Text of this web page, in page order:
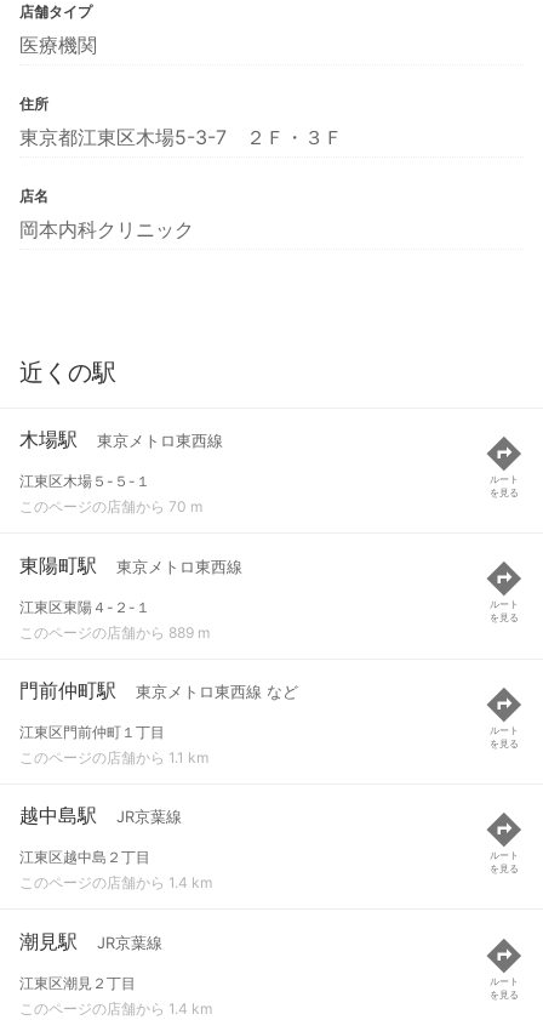
店舗タイプ
医療機関
住所
東京都江東区木場5-3-7 ２Ｆ・３Ｆ
店名
岡本内科クリニック
近くの駅
木場駅 東京メトロ東西線
江東区木場５-５-１
このページの店舗から 70 m
ルート
を見る
東陽町駅 東京メトロ東西線
江東区東陽４-２-１
このページの店舗から 889 m
ルート
を見る
門前仲町駅 東京メトロ東西線 など
江東区門前仲町１丁目
このページの店舗から 1.1 km
ルート
を見る
越中島駅 JR京葉線
江東区越中島２丁目
このページの店舗から 1.4 km
ルート
を見る
潮見駅 JR京葉線
江東区潮見２丁目
このページの店舗から 1.4 km
ルート
を見る